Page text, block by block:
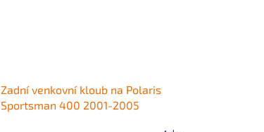
Zadní venkovní kloub na Polaris
Sportsman 400 2001-2005